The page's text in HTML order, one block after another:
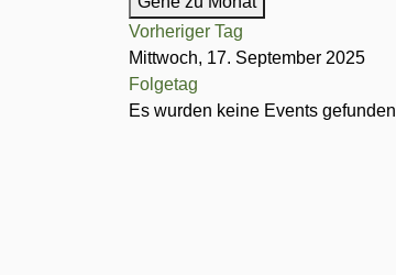
Vorheriger Tag
Mittwoch, 17. September 2025
Folgetag
Es wurden keine Events gefunden